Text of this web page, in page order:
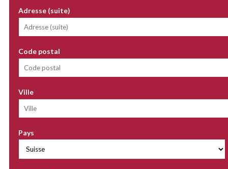
Adresse (suite)
Code postal
Ville
Pays